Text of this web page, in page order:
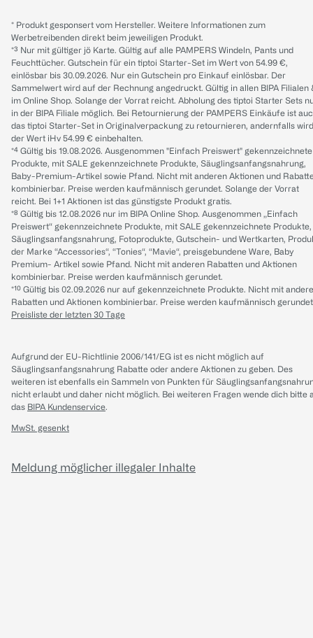
* Produkt gesponsert vom Hersteller. Weitere Informationen zum
Werbetreibenden direkt beim jeweiligen Produkt.
*³ Nur mit gültiger jö Karte. Gültig auf alle PAMPERS Windeln, Pants und
Feuchttücher. Gutschein für ein tiptoi Starter-Set im Wert von 54.99 €,
einlösbar bis 30.09.2026. Nur ein Gutschein pro Einkauf einlösbar. Der
Sammelwert wird auf der Rechnung angedruckt. Gültig in allen BIPA Filialen
im Online Shop. Solange der Vorrat reicht. Abholung des tiptoi Starter Sets
in der BIPA Filiale möglich. Bei Retournierung der PAMPERS Einkäufe ist
das tiptoi Starter-Set in Originalverpackung zu retournieren, andernfalls wird
der Wert iHv 54.99 € einbehalten.
*⁴ Gültig bis 19.08.2026. Ausgenommen "Einfach Preiswert" gekennzeichnete
Produkte, mit SALE gekennzeichnete Produkte, Säuglingsanfangsnahrung,
Baby-Premium-Artikel sowie Pfand. Nicht mit anderen Aktionen und
kombinierbar. Preise werden kaufmännisch gerundet. Solange der Vorrat
reicht. Bei 1+1 Aktionen ist das günstigste Produkt gratis.
*⁸ Gültig bis 12.08.2026 nur im BIPA Online Shop. Ausgenommen „Einfach
Preiswert“ gekennzeichnete Produkte, mit SALE gekennzeichnete Produkte,
Säuglingsanfangsnahrung, Fotoprodukte, Gutschein- und Wertkarten,
der Marke “Accessories“, “Tonies“, “Mavie“, preisgebundene Ware, Baby
Premium- Artikel sowie Pfand. Nicht mit anderen Rabatten und Aktionen
kombinierbar. Preise werden kaufmännisch gerundet.
*¹⁰ Gültig bis 02.09.2026 nur auf gekennzeichnete Produkte. Nicht mit
Rabatten und Aktionen kombinierbar. Preise werden kaufmännisch
Preisliste der letzten 30 Tage
Aufgrund der EU-Richtlinie 2006/141/EG ist es nicht möglich auf
Säuglingsanfangsnahrung Rabatte oder andere Aktionen zu geben. Des
weiteren ist ebenfalls ein Sammeln von Punkten für
nicht erlaubt und daher nicht möglich. Bei weiteren Fragen wende dich bitte
das BIPA Kundenservice.
MwSt. gesenkt
Meldung möglicher illegaler Inhalte